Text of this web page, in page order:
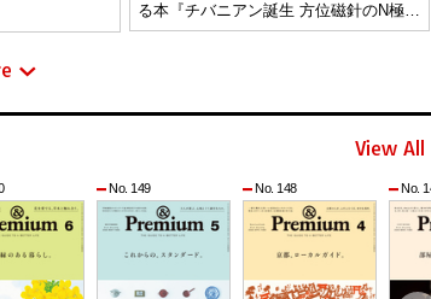
る本『チバニアン誕生 方位磁針のN極が
南をさす時代へ』。
View All
No. 149 No. 148 No.